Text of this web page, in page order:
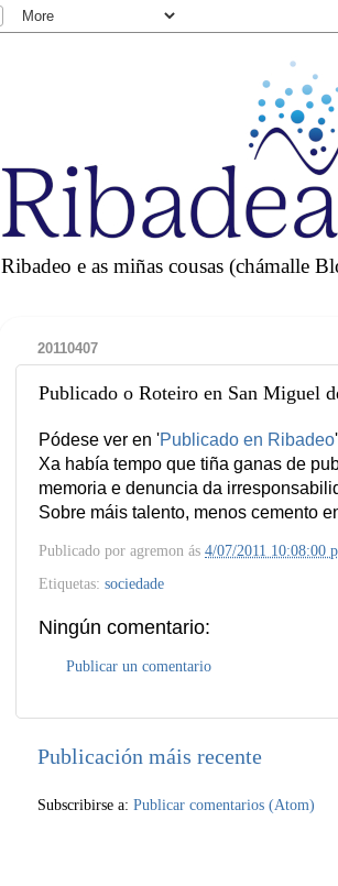
Ribadeo e as miñas cousas (chámalle
20110407
Publicado o Roteiro en San Miguel
Pódese ver en 'Publicado en Ribadeo
Xa había tempo que tiña ganas de
memoria e denuncia da
Sobre máis talento, menos cemento
Publicado por agremon ás 4/07/2011 10:08:00
Etiquetas: sociedade
Ningún comentario:
Publicar un comentario
Publicación máis recente
Subscribirse a: Publicar comentarios (Atom)